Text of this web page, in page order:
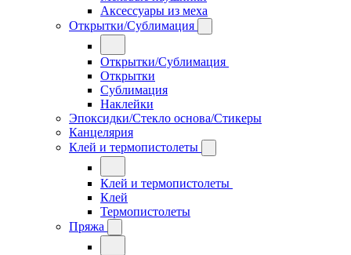
Аксессуары из меха
Открытки/Сублимация
Открытки/Сублимация
Открытки
Сублимация
Наклейки
Эпоксидки/Стекло основа/Стикеры
Канцелярия
Клей и термопистолеты
Клей и термопистолеты
Клей
Термопистолеты
Пряжа